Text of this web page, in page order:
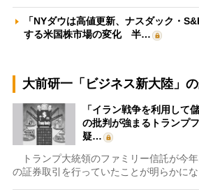
「NYダウは高値更新、ナスダック・
する米国株市場の変化 半…
大前研一「ビジネス新大陸」
「イラン戦争を利用して
の批判が強まるトランプ
疑…
トランプ大統領のファミリー信託が今
の証券取引を行っていたことが明らかに